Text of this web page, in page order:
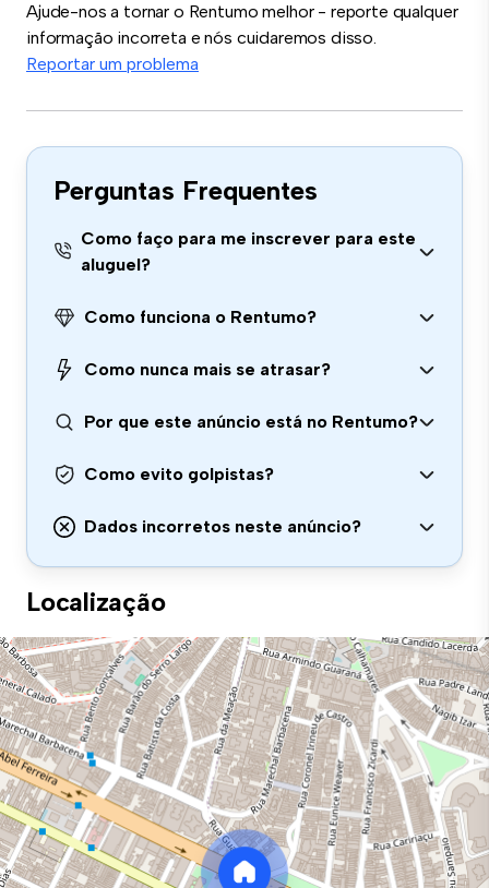
Ajude-nos a tornar o Rentumo melhor - reporte qualquer
informação incorreta e nós cuidaremos disso.
Reportar um problema
Perguntas Frequentes
Como faço para me inscrever para este
aluguel?
Como funciona o Rentumo?
Como nunca mais se atrasar?
Por que este anúncio está no Rentumo?
Como evito golpistas?
Dados incorretos neste anúncio?
Localização